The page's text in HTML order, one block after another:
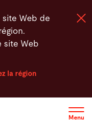
site Web de
site Web
la région
Menu